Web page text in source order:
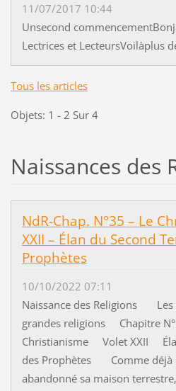
11/07/2017 10:44
Unsecond
Lectrices et LecteursVoilàplus
Tous les articles
Objets: 1 - 2 Sur 4
Naissances des
NdR-Chap. N°35 – Le
XXII – Élan du Second
Prophètes
10/10/2022 07:11
Naissance des Religions Les
grandes religions Chapitre
Christianisme Volet XXII
des Prophètes Comme déjà
abandonné sa maison